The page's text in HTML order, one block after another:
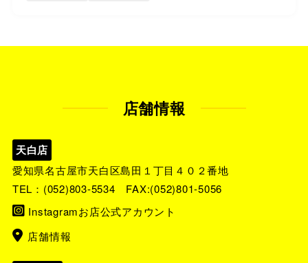
店舗情報
天白店
愛知県名古屋市天白区島田１丁目４０２番地
TEL： (052)803-5534 FAX:(052)801-5056
Instagramお店公式アカウント
店舗情報